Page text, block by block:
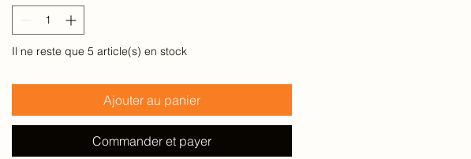
Il ne reste que 5 article(s) en stock
Ajouter au panier
Commander et payer